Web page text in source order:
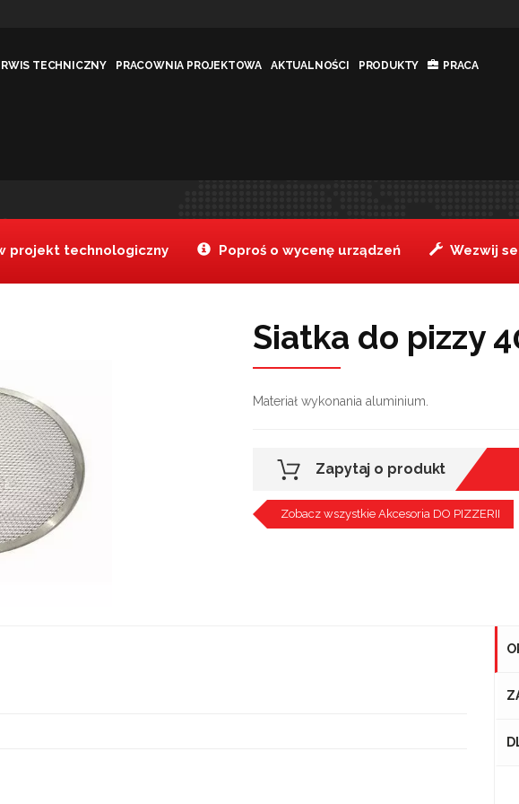
TECHNICZNY PRACOWNIA PROJEKTOWA AKTUALNOŚCI PRODUKTY PRACA
projekt technologiczny Poproś o wycenę urządzeń Wezwij
Siatka do pizzy
Materiał wykonania aluminium.
Zapytaj o produkt
Zobacz wszystkie Akcesoria DO PIZZERII